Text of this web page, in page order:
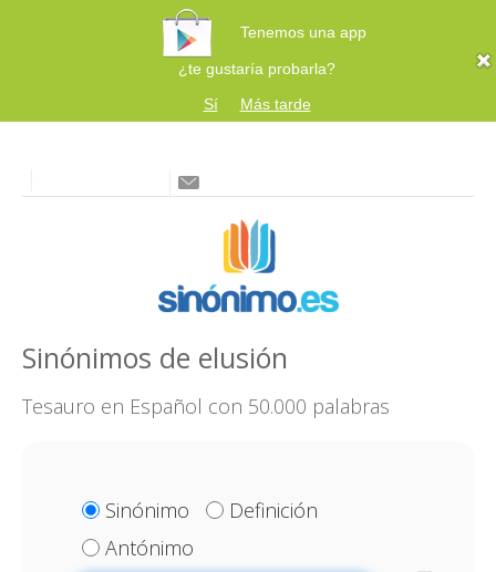
Tenemos una app
¿te gustaría probarla?
Sí
Más tarde
Sinónimos de elusión
Tesauro en Español con 50.000 palabras
Sinónimo
Definición
Antónimo